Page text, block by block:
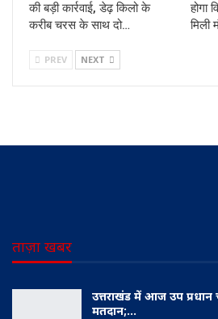
की बड़ी कार्रवाई, डेढ़ किलो के
करीब चरस के साथ दो…
होगा
मिली
PREV NEXT
ताज़ा खबर
उत्तराखंड में आज उप
मतदान;…